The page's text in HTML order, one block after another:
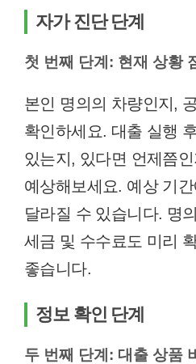
자가 진단 단계
첫 번째 단계: 현재 상황
본인 명의의 차량인지,
확인하세요. 대출 실행
있는지, 있다면 언제쯤
예상해보세요. 예상 기
달라질 수 있습니다. 명
세금 및 수수료도 미리
좋습니다.
정보 확인 단계
두 번째 단계: 대출 상품